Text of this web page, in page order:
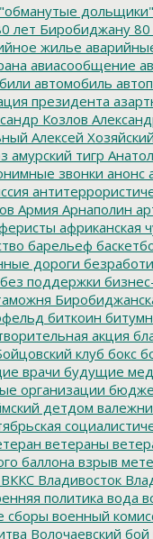
"обманутые дольщики"
лет Биробиджану
жилье
авиасообщение
автомобиль
президента
Козлов
Алексей Хозяйский
амурский тигр
звонки анонс
Армия Арнаполин
африканская
барельеф
дороги
поддержки
биткоин
акция
клуб бокс
врачи будущие
организации
детдом
ветераны
баллона взрыв
ВККС Владивосток
политика вода
сборы военный
Волочаевский бой